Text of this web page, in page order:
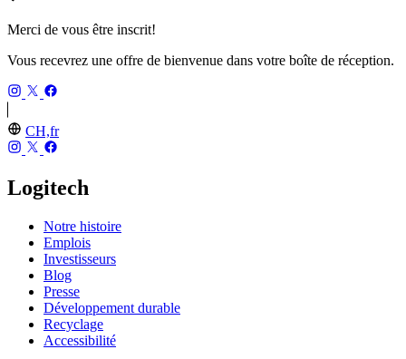
Merci de vous être inscrit!
Vous recevrez une offre de bienvenue dans votre boîte de réception.
CH,fr
Logitech
Notre histoire
Emplois
Investisseurs
Blog
Presse
Développement durable
Recyclage
Accessibilité